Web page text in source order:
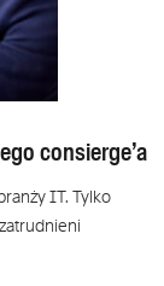
consierge’a
IT. Tylko